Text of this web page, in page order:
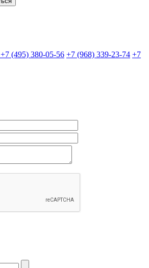
+7 (495) 380-05-56 +7 (968) 339-23-74 +7